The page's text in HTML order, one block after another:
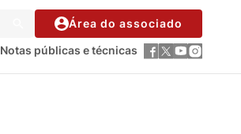
Área do associado
Notas públicas e técnicas